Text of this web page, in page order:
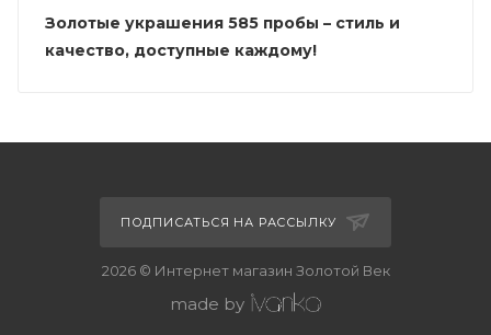
Золотые украшения 585 пробы – стиль и
качество, доступные каждому!
ПОДПИСАТЬСЯ НА РАССЫЛКУ
2026 © Интернет магазин Золотой Век
made by